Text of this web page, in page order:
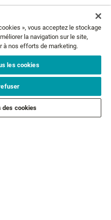
ABONNEZ-VOUS
», vous acceptez le stockage
la navigation sur le site,
à nos efforts de marketing.
les cookies
des cookies